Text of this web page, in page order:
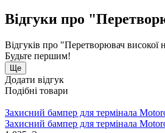
Відгуки про
Відгуків про "Перетворювач
Будьте першим!
Ще
Додати відгук
Подібні товари
Захисний бампер для термінала
Захисний бампер для термінала